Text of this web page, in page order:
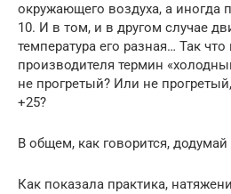
окружающего воздуха, а иногда
10. И в том, и в другом случае
температура его разная… Так
производителя термин
не прогретый? Или не
+25?
В общем, как говорится,
Как показала практика,